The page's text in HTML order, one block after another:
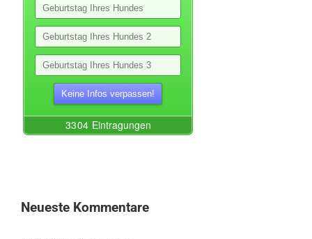
Neueste Kommentare